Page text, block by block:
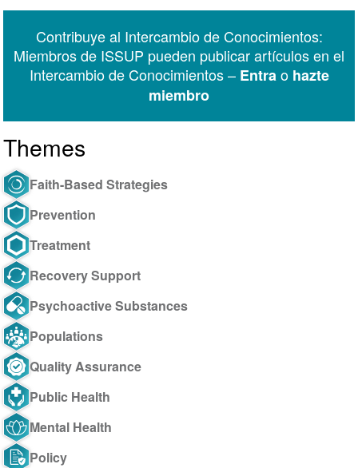
Messenger
Contribuye al Intercambio de Conocimientos:
Miembros de ISSUP pueden publicar artículos en el
Intercambio de Conocimientos – Entrao hazte
miembro
Themes
Faith-Based Strategies
Prevention
Treatment
Recovery Support
Psychoactive Substances
Populations
Quality Assurance
Public Health
Mental Health
Policy